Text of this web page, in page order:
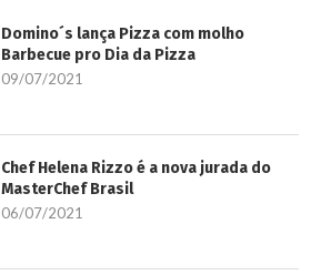
Domino´s lança Pizza com molho
Barbecue pro Dia da Pizza
09/07/2021
Chef Helena Rizzo é a nova jurada do
MasterChef Brasil
06/07/2021